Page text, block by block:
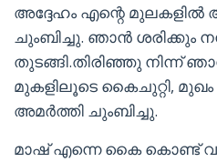
അദ്ദേഹം എന്റെ മുലകളിൽ
ചുംബിച്ചു. ഞാൻ ശരിക്കും
തുടങ്ങി.തിരിഞ്ഞു നിന്ന്
മുകളിലൂടെ കൈചുറ്റി, മുഖം
അമർത്തി ചുംബിച്ചു.
മാഷ്‌ എന്നെ കൈ കൊണ്ട്